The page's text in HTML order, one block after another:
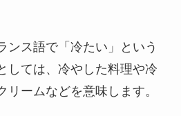
ンス語で「冷たい」という
しては、冷やした料理や冷
リームなどを意味します。